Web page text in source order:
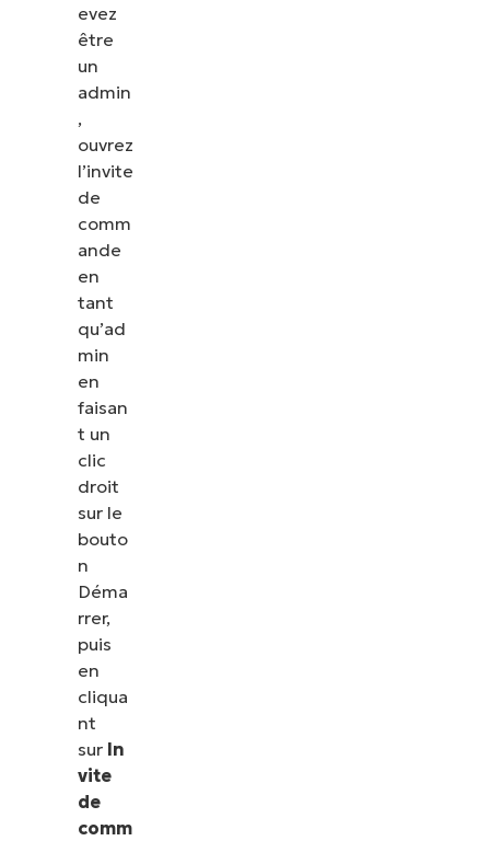
evez
être
un
admin
,
ouvrez
l’invite
de
comm
ande
en
tant
qu’ad
min
en
faisan
t un
clic
droit
sur le
bouto
n
Déma
rrer,
puis
en
cliqua
nt
sur In
vite
de
comm